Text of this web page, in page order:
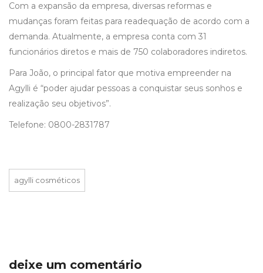
Com a expansão da empresa, diversas reformas e
mudanças foram feitas para readequação de acordo com a
demanda. Atualmente, a empresa conta com 31
funcionários diretos e mais de 750 colaboradores indiretos.
Para João, o principal fator que motiva empreender na
Agylli é “poder ajudar pessoas a conquistar seus sonhos e
realização seu objetivos”.
Telefone: 0800-2831787
agylli cosméticos
deixe um comentário